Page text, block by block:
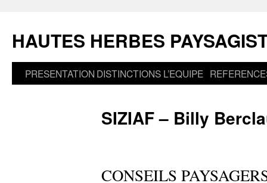
contenu
HAUTES HERBES
PRESENTATION DISTINCTIONS L’EQUIPE
SIZIAF – Billy
CONSEILS